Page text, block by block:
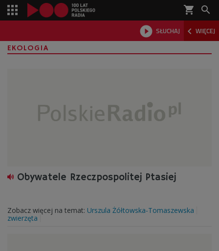
shopping_cart 
 SŁUCHAJ  WIĘCEJ

EKOLOGIA
Obywatele Rzeczpospolitej Ptasiej
Zobacz więcej na temat: Urszula Żółtowska-Tomaszewska
zwierzęta